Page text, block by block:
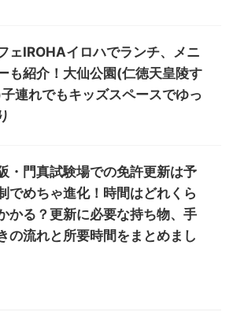
ェIROHAイロハでランチ、メニ
も紹介！大仙公園(仁徳天皇陵す
子連れでもキッズスペースでゆっ
・門真試験場での免許更新は予
でめちゃ進化！時間はどれくら
かる？更新に必要な持ち物、手
の流れと所要時間をまとめまし